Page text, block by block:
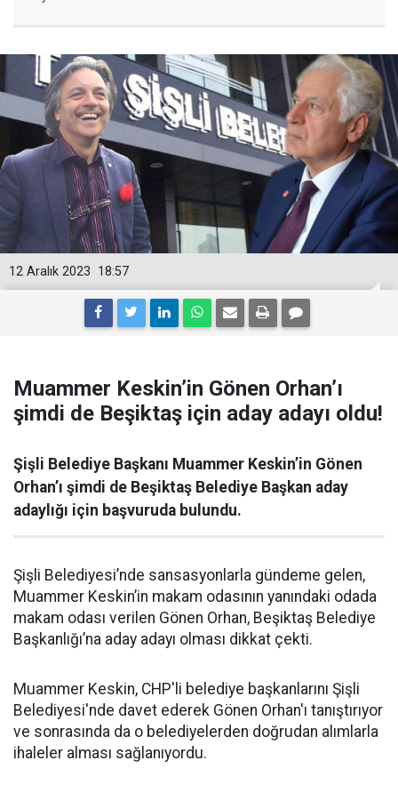
18:57
12 Aralık 2023
Muammer Keskin’in Gönen Orhan’ı
şimdi de Beşiktaş için aday adayı oldu!
Şişli Belediye Başkanı Muammer Keskin’in Gönen
Orhan’ı şimdi de Beşiktaş Belediye Başkan aday
adaylığı için başvuruda bulundu.
Şişli Belediyesi’nde sansasyonlarla gündeme gelen,
Muammer Keskin’in makam odasının yanındaki odada
makam odası verilen Gönen Orhan, Beşiktaş Belediye
Başkanlığı’na aday adayı olması dikkat çekti.
Muammer Keskin, CHP'li belediye başkanlarını Şişli
Belediyesi'nde davet ederek Gönen Orhan'ı tanıştırıyor
ve sonrasında da o belediyelerden doğrudan alımlarla
ihaleler alması sağlanıyordu.